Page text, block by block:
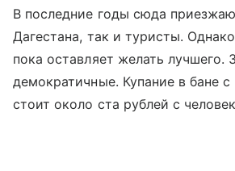
В последние годы сюда
Дагестана, так и туристы.
пока оставляет желать лучшего.
демократичные. Купание в бане
стоит около ста рублей с